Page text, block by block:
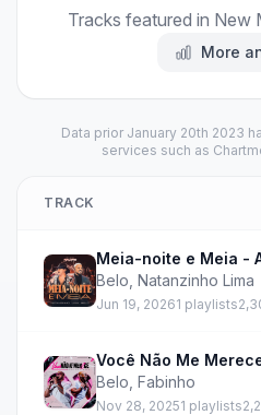
Tracks featured in New
More
Data prior January 20th 2023
services such as
TRACK
Meia-noite e Meia -
Belo Natanzinho Lima
Jun 19, 20261 playlists
Você Não Me
Belo Fabinho
Nov 28, 20251 playlists